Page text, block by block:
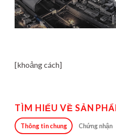
[khoảng cách]
TÌM HIỂU VỀ SẢN
Thông tin chung Chứng nhận